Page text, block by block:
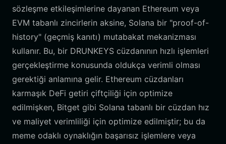
sözleşme etkileşimlerine dayanan Ethereum veya
EVM tabanlı zincirlerin aksine, Solana bir "proof-of-
history" (geçmiş kanıtı) mutabakat mekanizması
kullanır. Bu, bir DRUNKEYS cüzdanının hızlı işlemleri
gerçekleştirme konusunda oldukça verimli olması
gerektiği anlamına gelir. Ethereum cüzdanları
karmaşık DeFi getiri çiftçiliği için optimize
edilmişken, Bitget gibi Solana tabanlı bir cüzdan hız
ve maliyet verimliliği için optimize edilmiştir; bu da
meme odaklı oynaklığın başarısız işlemlere veya